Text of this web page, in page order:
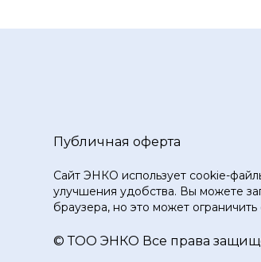
Публичная оферта
Сайт ЭНКО использует cookie-
улучшения удобства. Вы можете
браузера, но это может
© ТOO ЭНКО Все права